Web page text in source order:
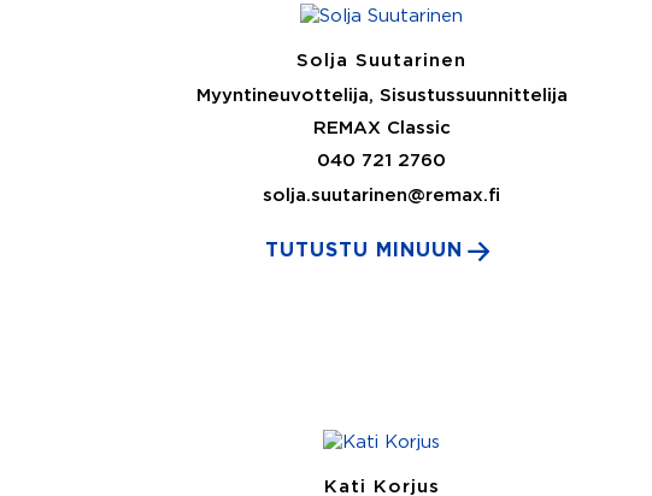
Solja Suutarinen
Myyntineuvottelija, Sisustussuunnittelija
REMAX Classic
040 721 2760
solja.suutarinen@remax.fi
TUTUSTU MINUUN
Kati Korjus